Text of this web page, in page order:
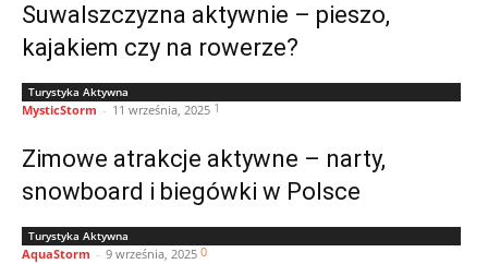
Suwalszczyzna aktywnie – pieszo,
kajakiem czy na rowerze?
Turystyka Aktywna
MysticStorm - 11 września, 2025 1
Zimowe atrakcje aktywne – narty,
snowboard i biegówki w Polsce
Turystyka Aktywna
AquaStorm - 9 września, 2025 0